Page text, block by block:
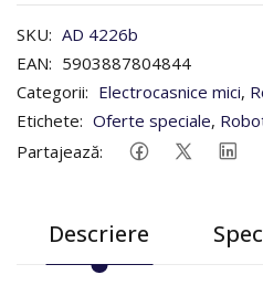
SKU: AD 4226b
EAN: 5903887804844
Categorii: Electrocasnice mici,
Etichete: Oferte speciale,
Partajează:
Descriere